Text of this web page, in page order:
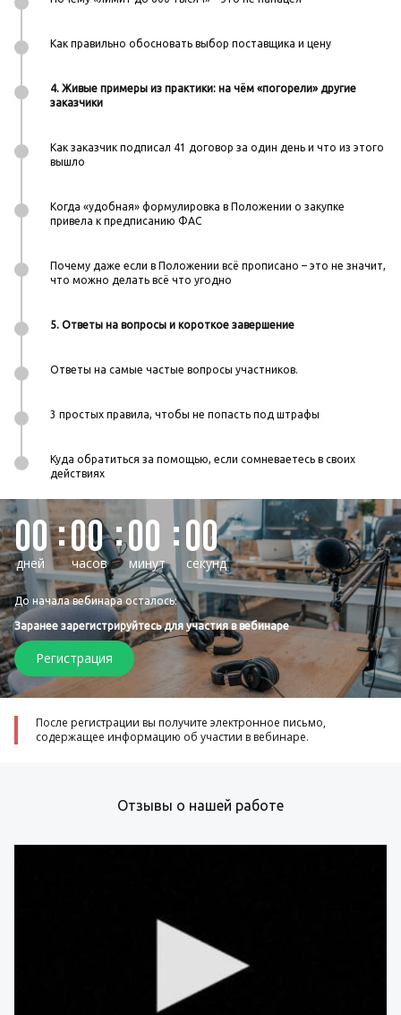
Как правильно обосновать выбор поставщика и цену
4. Живые примеры из практики: на чём «погорели» другие
заказчики
Как заказчик подписал 41 договор за один день и что из этого
вышло
Когда «удобная» формулировка в Положении о закупке
привела к предписанию ФАС
Почему даже если в Положении всё прописано – это не значит,
что можно делать всё что угодно
5. Ответы на вопросы и короткое завершение
Ответы на самые частые вопросы участников.
3 простых правила, чтобы не попасть под штрафы
Куда обратиться за помощью, если сомневаетесь в своих
действиях
00
дней
00
часов
00
минут
00
секунд
До начала вебинара осталось:
Заранее зарегистрируйтесь для участия в вебинаре
Регистрация
После регистрации вы получите электронное письмо,
содержащее информацию об участии в вебинаре.
Отзывы о нашей работе